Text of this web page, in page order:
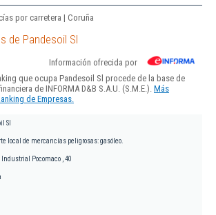
por carretera | Coruña
de Pandesoil Sl
Información ofrecida por
que ocupa Pandesoil Sl procede de la base de
de INFORMA D&B S.A.U. (S.M.E.). Más
de Empresas.
Sl
local de mercancías peligrosas: gasóleo.
Industrial Pocomaco , 40